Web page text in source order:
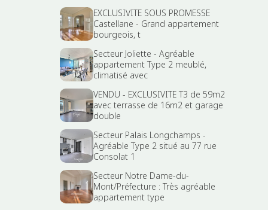
EXCLUSIVITE SOUS PROMESSE
Castellane - Grand appartement
bourgeois, t
Secteur Joliette - Agréable
appartement Type 2 meublé,
climatisé avec
VENDU - EXCLUSIVITE T3 de 59m2
avec terrasse de 16m2 et garage
double
Secteur Palais Longchamps -
Agréable Type 2 situé au 77 rue
Consolat 1
Secteur Notre Dame-du-
Mont/Préfecture : Très agréable
appartement type